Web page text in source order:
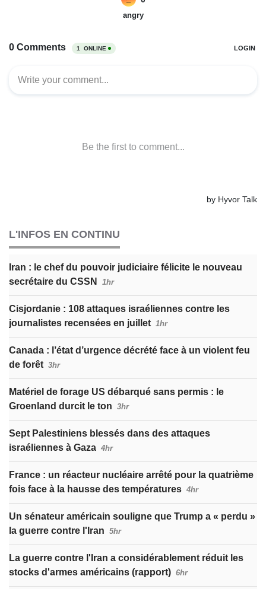
L'INFOS EN CONTINU
Iran : le chef du pouvoir judiciaire félicite le nouveau
secrétaire du CSSN
1hr
Cisjordanie : 108 attaques israéliennes contre les
journalistes recensées en juillet 1hr
Canada : l’état d’urgence décrété face à un violent feu
de forêt 3hr
Matériel de forage US débarqué sans permis : le
Groenland durcit le ton 3hr
Sept Palestiniens blessés dans des attaques
israéliennes à Gaza 4hr
France : un réacteur nucléaire arrêté pour la quatrième
fois face à la hausse des températures 4hr
Un sénateur américain souligne que Trump a « perdu »
la guerre contre l'Iran 5hr
La guerre contre l'Iran a considérablement réduit les
stocks d'armes américains (rapport) 6hr